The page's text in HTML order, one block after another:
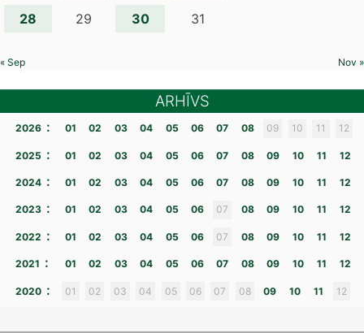
28 29 30 31
« Sep Nov »
ARHĪVS
2026 : 01 02 03 04 05 06 07 08 09 10 11 12
2025 : 01 02 03 04 05 06 07 08 09 10 11 12
2024 : 01 02 03 04 05 06 07 08 09 10 11 12
2023 : 01 02 03 04 05 06 07 08 09 10 11 12
2022 : 01 02 03 04 05 06 07 08 09 10 11 12
2021 : 01 02 03 04 05 06 07 08 09 10 11 12
2020 : 01 02 03 04 05 06 07 08 09 10 11 12